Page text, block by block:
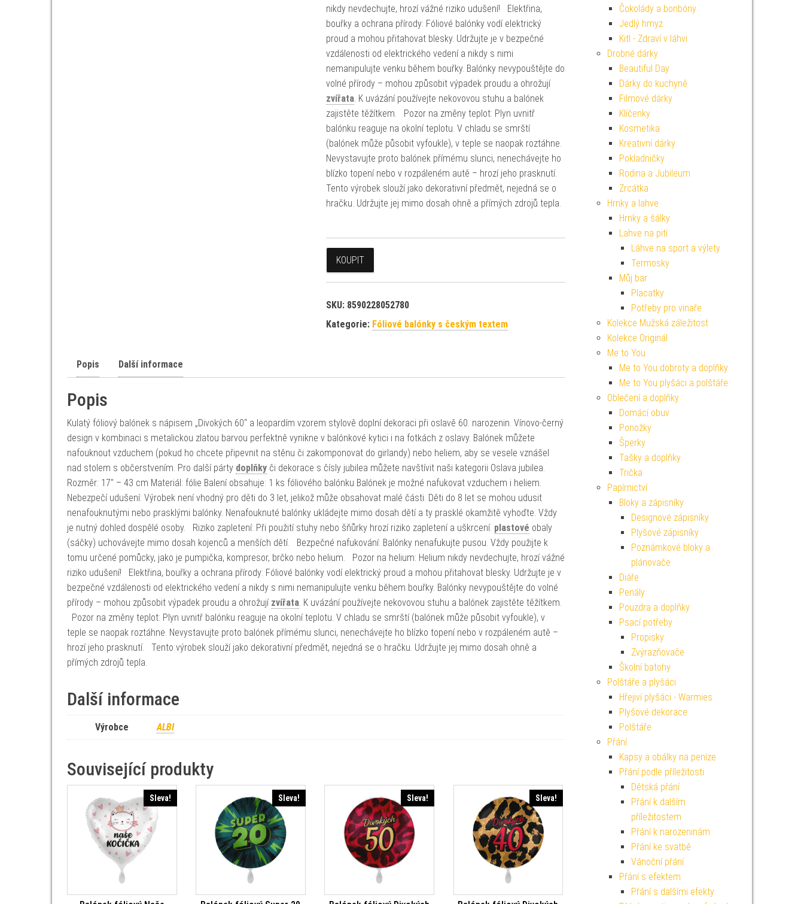
nikdy nevdechujte, hrozí vážné riziko udušení! Elektřina,
bouřky a ochrana přírody: Fóliové balónky vodí elektrický
proud a mohou přitahovat blesky. Udržujte je v bezpečné
vzdálenosti od elektrického vedení a nikdy s nimi
nemanipulujte venku během bouřky. Balónky nevypouštějte do
volné přírody – mohou způsobit výpadek proudu a ohrožují
zvířata. K uvázání používejte nekovovou stuhu a balónek
zajistěte těžítkem. Pozor na změny teplot: Plyn uvnitř
balónku reaguje na okolní teplotu. V chladu se smrští
(balónek může působit vyfoukle), v teple se naopak roztáhne.
Nevystavujte proto balónek přímému slunci, nenechávejte ho
blízko topení nebo v rozpáleném autě – hrozí jeho prasknutí.
Tento výrobek slouží jako dekorativní předmět, nejedná se o
hračku. Udržujte jej mimo dosah ohně a přímých zdrojů tepla.
KOUPIT
SKU: 8590228052780
Kategorie: Fóliové balónky s českým textem
Popis Další informace
Popis
Kulatý fóliový balónek s nápisem „Divokých 60“ a leopardím vzorem stylově doplní dekoraci při oslavě 60. narozenin. Vínovo-černý
design v kombinaci s metalickou zlatou barvou perfektně vynikne v balónkové kytici i na fotkách z oslavy. Balónek můžete
nafouknout vzduchem (pokud ho chcete připevnit na stěnu či zakomponovat do girlandy) nebo heliem, aby se vesele vznášel
nad stolem s občerstvením. Pro další párty doplňky či dekorace s čísly jubilea můžete navštívit naši kategorii Oslava jubilea.
Rozměr: 17" – 43 cm Materiál: fólie Balení obsahuje: 1 ks fóliového balónku Balónek je možné nafukovat vzduchem i heliem.
Nebezpečí udušení: Výrobek není vhodný pro děti do 3 let, jelikož může obsahovat malé části. Děti do 8 let se mohou udusit
nenafouknutými nebo prasklými balónky. Nenafouknuté balónky ukládejte mimo dosah dětí a ty prasklé okamžitě vyhoďte. Vždy
je nutný dohled dospělé osoby. Riziko zapletení: Při použití stuhy nebo šňůrky hrozí riziko zapletení a uškrcení. plastové obaly
(sáčky) uchovávejte mimo dosah kojenců a menších dětí. Bezpečné nafukování: Balónky nenafukujte pusou. Vždy použijte k
tomu určené pomůcky, jako je pumpička, kompresor, brčko nebo helium. Pozor na helium: Helium nikdy nevdechujte, hrozí vážné
riziko udušení! Elektřina, bouřky a ochrana přírody: Fóliové balónky vodí elektrický proud a mohou přitahovat blesky. Udržujte je v
bezpečné vzdálenosti od elektrického vedení a nikdy s nimi nemanipulujte venku během bouřky. Balónky nevypouštějte do volné
přírody – mohou způsobit výpadek proudu a ohrožují zvířata. K uvázání používejte nekovovou stuhu a balónek zajistěte těžítkem.
Pozor na změny teplot: Plyn uvnitř balónku reaguje na okolní teplotu. V chladu se smrští (balónek může působit vyfoukle), v
teple se naopak roztáhne. Nevystavujte proto balónek přímému slunci, nenechávejte ho blízko topení nebo v rozpáleném autě –
hrozí jeho prasknutí. Tento výrobek slouží jako dekorativní předmět, nejedná se o hračku. Udržujte jej mimo dosah ohně a
přímých zdrojů tepla.
Další informace
Výrobce ALBI
Související produkty
Sleva! Sleva! Sleva! Sleva!
Čokolády a bonbóny
Jedlý hmyz
Kitl - Zdraví v láhvi
Drobné dárky
Beautiful Day
Dárky do kuchyně
Filmové dárky
Klíčenky
Kosmetika
Kreativní dárky
Pokladničky
Rodina a Jubileum
Zrcátka
Hrnky a lahve
Hrnky a šálky
Lahve na pití
Láhve na sport a výlety
Termosky
Můj bar
Placatky
Potřeby pro vinaře
Kolekce Mužská záležitost
Kolekce Originál
Me to You
Me to You dobroty a doplňky
Me to You plyšáci a polštáře
Oblečení a doplňky
Domácí obuv
Ponožky
Šperky
Tašky a doplňky
Trička
Papírnictví
Bloky a zápisníky
Designové zápisníky
Plyšové zápisníky
Poznámkové bloky a
plánovače
Diáře
Penály
Pouzdra a doplňky
Psací potřeby
Propisky
Zvýrazňovače
Školní batohy
Polštáře a plyšáci
Hřejiví plyšáci - Warmies
Plyšové dekorace
Polštáře
Přání
Kapsy a obálky na peníze
Přání podle příležitosti
Dětská přání
Přání k dalším
příležitostem
Přání k narozeninám
Přání ke svatbě
Vánoční přání
Přání s efektem
Přání s dalšími efekty